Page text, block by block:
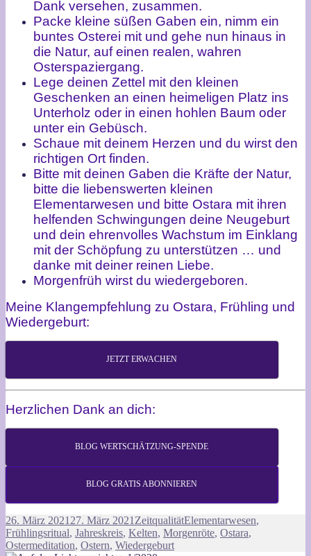
Dank versehen, zusammen.
Packe kleine süßen Gaben ein, nimm ein
buntes Osterei mit und gehe nun hinaus in
die Natur, auf einen realen, wahren
Osterspaziergang.
Lege deinen Zettel mit den kleinen
Geschenken an einen heimeligen Platz ins
Unterholz oder in einen hohlen Baum oder
unter ein Gebüsch.
Schaue mit deinem Herzen und du wirst den
richtigen Ort finden.
Bitte mit deinen Gaben die Kräfte der Natur,
bitte die liebenswerten kleinen
Elementarwesen und bitte Ostara mit ihren
helfenden Schwingungen deine Neugeburt
und dein ehrenvolles Wachstum im Einklang
mit der Schöpfung zu unterstützen … und
danke mit deiner reinen Liebe.
Morgenfrüh wirst du wiedergeboren.
Meine Klangempfehlung zu Ostara, Frühling und
Wiedergeburt:
JETZT ERWACHEN
Herzlichen Dank an dich:
BLOG WERTSCHÄTZUNG-SPENDE
BLOG GRATIS ABONNIEREN
Veröffentlicht
am
26. März 2021 27. März 2021 Kategorien
ZeitqualitätSchlagwörter
Elementarwesen,
Frühlingsritual, Jahreskreis, Kelten, Morgenröte, Ostara,
Ostermeditation, Ostern, Wiedergeburt